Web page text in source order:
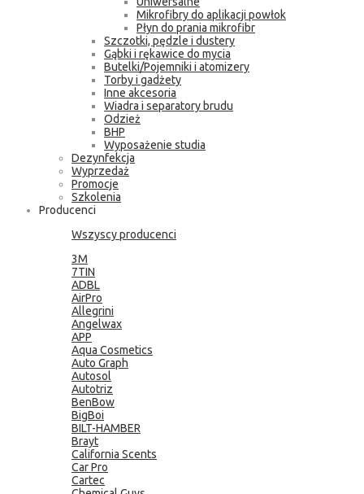
Mikrofibry do aplikacji powłok
Płyn do prania mikrofibr
Szczotki, pędzle i dustery
Gąbki i rękawice do mycia
Butelki/Pojemniki i atomizery
Torby i gadżety
Inne akcesoria
Wiadra i separatory brudu
Odzież
BHP
Wyposażenie studia
Dezynfekcja
Wyprzedaż
Promocje
Szkolenia
Producenci
Wszyscy producenci
3M
7TIN
ADBL
AirPro
Allegrini
Angelwax
APP
Aqua Cosmetics
Auto Graph
Autosol
Autotriz
BenBow
BigBoi
BILT-HAMBER
Brayt
California Scents
Car Pro
Cartec